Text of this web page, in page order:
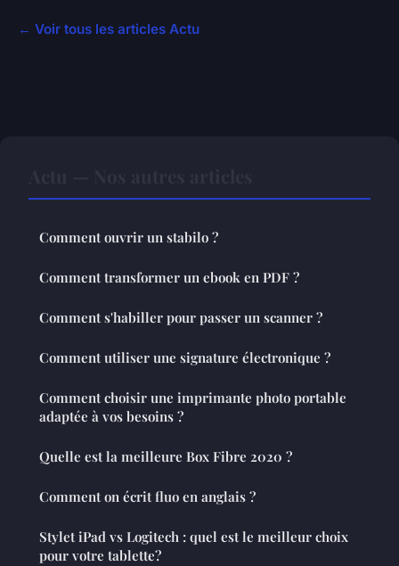
← Voir tous les articles Actu
Comment ouvrir un stabilo ?
Comment transformer un ebook en PDF ?
Comment s'habiller pour passer un scanner ?
Comment utiliser une signature électronique ?
Comment choisir une imprimante photo portable
adaptée à vos besoins ?￼￼
Quelle est la meilleure Box Fibre 2020 ?
Comment on écrit fluo en anglais ?
Stylet iPad vs Logitech : quel est le meilleur choix
pour votre tablette?